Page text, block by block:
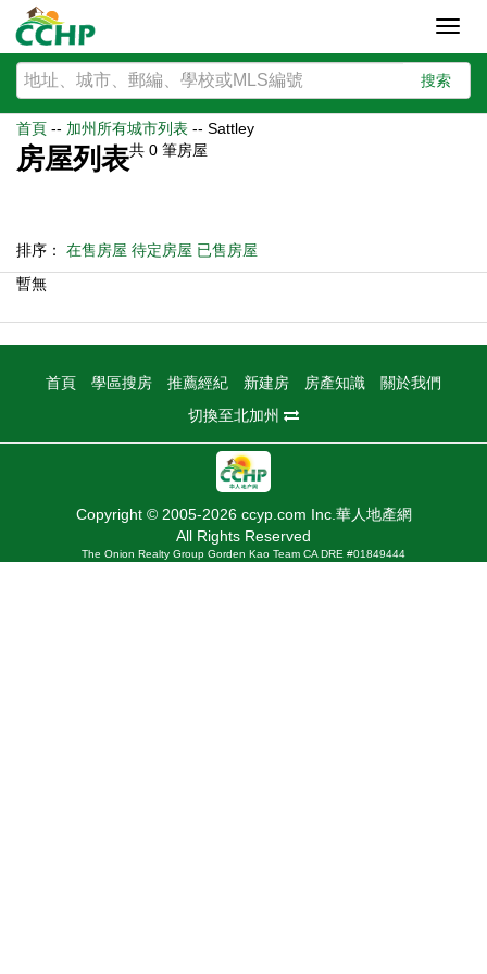
搜索
首頁 -- 加州所有城市列表 -- Sattley
房屋列表共 0 筆房屋
排序： 在售房屋 待定房屋 已售房屋
暫無
首頁 學區搜房 推薦經紀 新建房 房產知識
關於我們
切換至北加州
Copyright © 2005-2026 ccyp.com Inc.華人地產網
All Rights Reserved
The Onion Realty Group Gorden Kao Team CA DRE #01849444